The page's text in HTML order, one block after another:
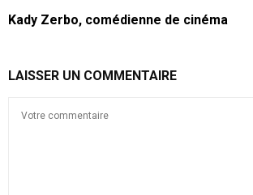
Kady Zerbo, comédienne de cinéma
LAISSER UN COMMENTAIRE